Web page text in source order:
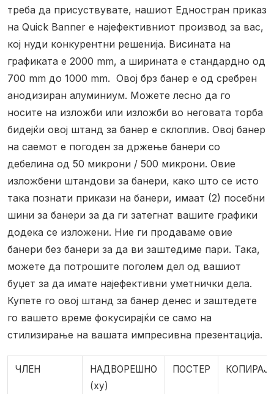
треба да присуствувате, нашиот Едностран приказ
на Quick Banner е најефективниот производ за вас,
кој нуди конкурентни решенија. Висината на
графиката е 2000 mm, а ширината е стандардно од
700 mm до 1000 mm. Овој брз банер е од сребрен
анодизиран алуминиум. Можете лесно да го
носите на изложби или изложби во неговата торба
бидејќи овој штанд за банер е склоплив. Овој банер
на саемот е погоден за држење банери со
дебелина од 50 микрони / 500 микрони. Овие
изложбени штандови за банери, како што се исто
така познати прикази на банери, имаат (2) посебни
шини за банери за да ги затегнат вашите графики
додека се изложени. Ние ги продаваме овие
банери без банери за да ви заштедиме пари. Така,
можете да потрошите поголем дел од вашиот
буџет за да имате најефективни уметнички дела.
Купете го овој штанд за банер денес и заштедете
го вашето време фокусирајќи се само на
стилизирање на вашата импресивна презентација.
ЧЛЕН
НАДВОРЕШНО
(xy)
ПОСТЕР КОПИРАЈ